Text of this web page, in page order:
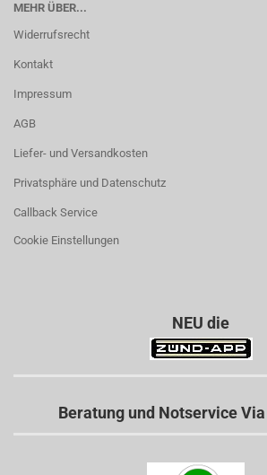
MEHR ÜBER...
Widerrufsrecht
Kontakt
Impressum
AGB
Liefer- und Versandkosten
Privatsphäre und Datenschutz
Callback Service
Cookie Einstellungen
NEU die
Beratung und Notservice Via